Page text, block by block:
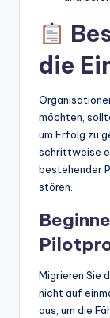
die
möchten,
um Erfolg zu
schrittweise
bestehender
stören.
Migrieren Sie
nicht auf
aus, um die